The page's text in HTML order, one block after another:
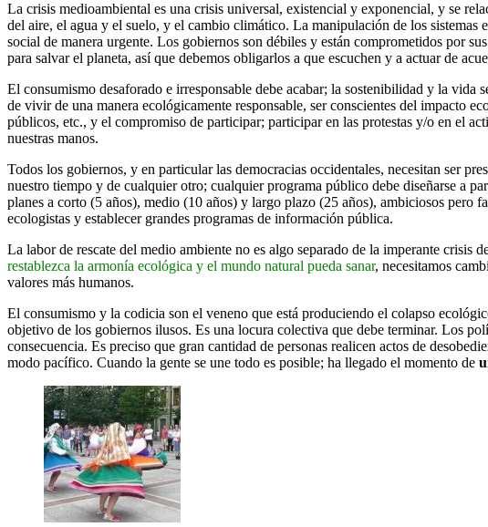
La crisis medioambiental es una crisis universal, existencial y exponencial, y se
del aire, el agua y el suelo, y el cambio climático. La manipulación de los sistemas
social de manera urgente. Los gobiernos son débiles y están comprometidos por
para salvar el planeta, así que debemos obligarlos a que escuchen y a actuar de
El consumismo desaforado e irresponsable debe acabar; la sostenibilidad y la
de vivir de una manera ecológicamente responsable, ser conscientes del impacto
públicos, etc., y el compromiso de participar; participar en las protestas y/o en el
nuestras manos.
Todos los gobiernos, y en particular las democracias occidentales, necesitan ser
nuestro tiempo y de cualquier otro; cualquier programa público debe diseñarse a
planes a corto (5 años), medio (10 años) y largo plazo (25 años), ambiciosos
ecologistas y establecer grandes programas de información pública.
La labor de rescate del medio ambiente no es algo separado de la imperante
restablezca la armonía ecológica y el mundo natural pueda sanar, necesitamos
valores más humanos.
El consumismo y la codicia son el veneno que está produciendo el colapso
objetivo de los gobiernos ilusos. Es una locura colectiva que debe terminar. Los
consecuencia. Es preciso que gran cantidad de personas realicen actos de
modo pacífico. Cuando la gente se une todo es posible; ha llegado el momento de